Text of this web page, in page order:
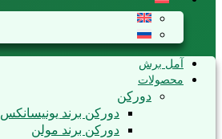
آمل برش
محصولات
دورکن
دورکن برند یونیسانکس
دورکن برند مولن